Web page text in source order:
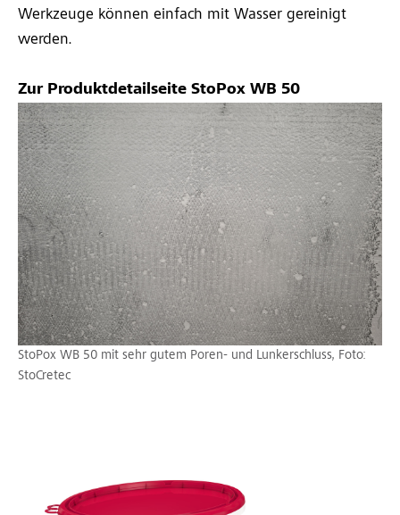
Werkzeuge können einfach mit Wasser gereinigt
werden.
Zur Produktdetailseite StoPox WB 50
StoPox WB 50 mit sehr gutem Poren- und Lunkerschluss, Foto:
StoCretec